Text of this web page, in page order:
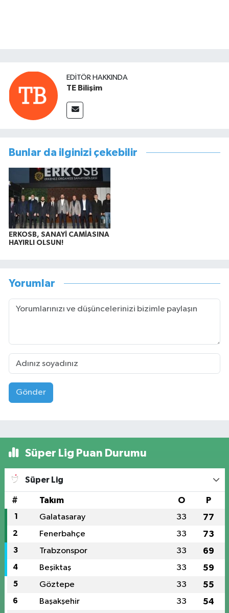
EDITÖR HAKKINDA
TE Bilişim
Bunlar da ilginizi çekebilir
ERKOSB, SANAYİ CAMİASINA
HAYIRLI OLSUN!
Yorumlar
Gönder
Süper Lig Puan Durumu
Süper Lig
# Takım O P
1 Galatasaray 33 77
2 Fenerbahçe 33 73
3 Trabzonspor 33 69
4 Beşiktaş 33 59
5 Göztepe 33 55
6 Başakşehir 33 54